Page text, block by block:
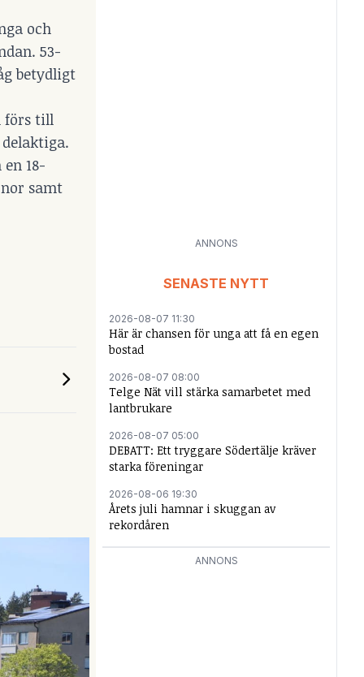
och
53-
betydligt
förs till
18-
samt
ANNONS
SENASTE NYTT
2026-08-07 11:30
Här är chansen för unga att få en egen
bostad
2026-08-07 08:00
Telge Nät vill stärka samarbetet med
lantbrukare
2026-08-07 05:00
DEBATT: Ett tryggare Södertälje kräver
starka föreningar
2026-08-06 19:30
Årets juli hamnar i skuggan av
rekordåren
ANNONS